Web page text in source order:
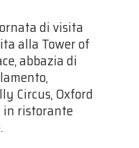
di visita
alla Tower of
abbazia di
Circus, Oxford
in ristorante